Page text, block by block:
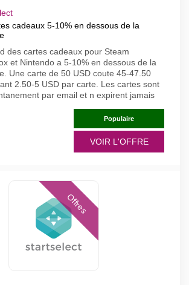
cadeaux 5-10% en dessous de la
des cartes cadeaux pour Steam
et Nintendo a 5-10% en dessous de la
Une carte de 50 USD coute 45-47.50
2.50-5 USD par carte. Les cartes sont
par email et n expirent jamais
Populaire
VOIR L'OFFRE
Offres